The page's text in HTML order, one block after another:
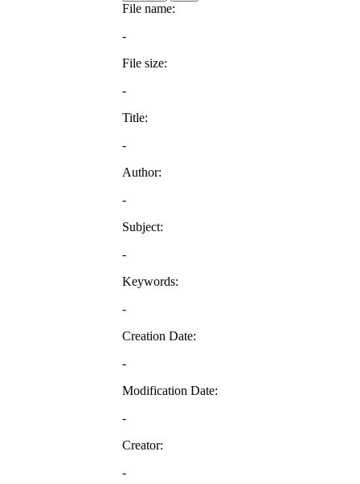
File name:
-
File size:
-
Title:
-
Author:
-
Subject:
-
Keywords:
-
Creation Date:
-
Modification Date:
-
Creator:
-